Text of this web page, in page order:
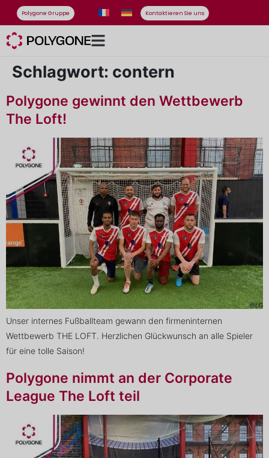
Polygone Gruppe Kontaktieren Sie uns
Schlagwort: contern
Polygone gewinnt den Wettbewerb
The Loft!
Unser internes Fußballteam gewann den firmeninternen
Wettbewerb THE LOFT. Herzlichen Glückwunsch an alle Spieler
für eine tolle Saison!
Polygone nimmt an der Corporate
League The Loft teil